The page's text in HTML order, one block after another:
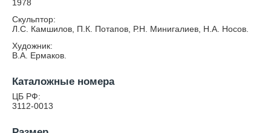
1978
Скульптор:
Л.C. Камшилов, П.К. Потапов, Р.Н. Минигалиев, Н.А. Носов.
Художник:
В.А. Ермаков.
Каталожные номера
ЦБ РФ:
3112-0013